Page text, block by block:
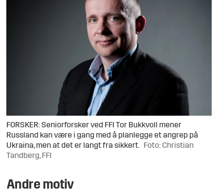
FORSKER: Seniorforsker ved FFI Tor Bukkvoll mener
Russland kan være i gang med å planlegge et angrep på
Ukraina, men at det er langt fra sikkert.
Foto: Christian
Tandberg, FFI
Andre motiv